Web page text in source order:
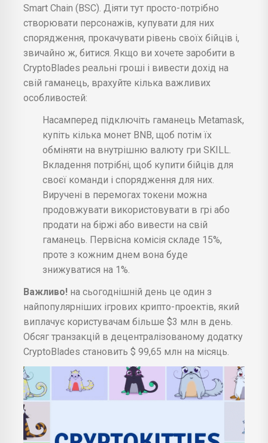
Smart Chain (BSC). Діяти тут просто-потрібно
створювати персонажів, купувати для них
спорядження, прокачувати рівень своїх бійців і,
звичайно ж, битися. Якщо ви хочете заробити в
CryptoBlades реальні гроші і вивести дохід на
свій гаманець, врахуйте кілька важливих
особливостей:
Насамперед підключіть гаманець Metamask,
купіть кілька монет BNB, щоб потім їх
обміняти на внутрішню валюту гри SKILL.
Вкладення потрібні, щоб купити бійців для
своєї команди і спорядження для них.
Виручені в перемогах токени можна
продовжувати використовувати в грі або
продати на біржі або вивести на свій
гаманець. Первісна комісія складе 15%,
проте з кожним днем вона буде
знижуватися на 1%.
Важливо! на сьогоднішній день це один з
найпопулярніших ігрових крипто-проектів, який
виплачує користувачам більше $3 млн в день.
Обсяг транзакцій в децентралізованому додатку
CryptoBlades становить $ 99,65 млн на місяць.